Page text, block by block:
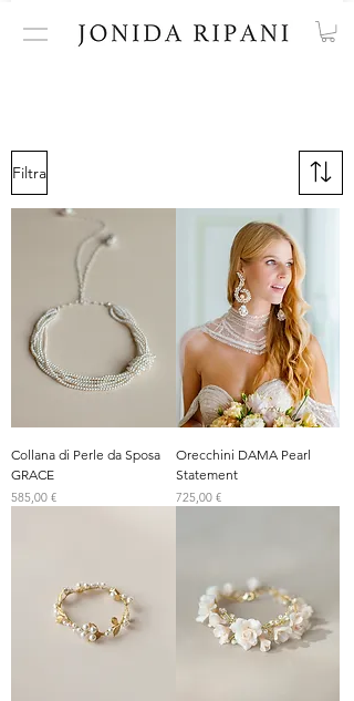
Filtra
Collana di Perle da Sposa
GRACE
Prezzo
585,00 €
Orecchini DAMA Pearl
Statement
Prezzo
725,00 €